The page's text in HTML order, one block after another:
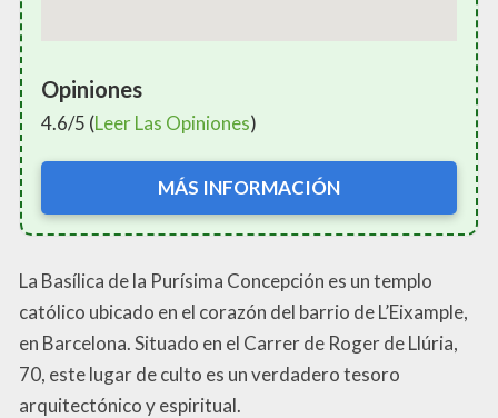
Opiniones
4.6/5 (Leer Las Opiniones)
MÁS INFORMACIÓN
La Basílica de la Purísima Concepción es un templo
católico ubicado en el corazón del barrio de L’Eixample,
en Barcelona. Situado en el Carrer de Roger de Llúria,
70, este lugar de culto es un verdadero tesoro
arquitectónico y espiritual.